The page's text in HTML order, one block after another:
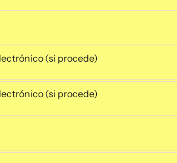
(si procede)
(si procede)